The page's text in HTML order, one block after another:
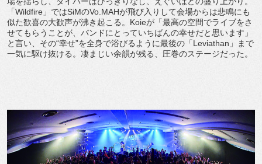
「Wildfire」ではSiMのVo.MAHが飛び入りして会場からは悲鳴にも
似た歓喜の大歓声が沸き起こる。Koieが「最高の空間でライブをさ
せてもらうことが、バンドにとっていちばんの幸せだと思います」
と言い、その“幸せ”を全身で浴びるように最後の「Leviathan」まで
一気に駆け抜ける。凄まじい余韻が残る、圧巻のステージだった。